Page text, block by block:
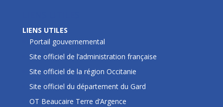
LIENS UTILES
Portail gouvernemental
Site officiel de l’administration française
Site officiel de la région Occitanie
Site officiel du département du Gard
OT Beaucaire Terre d’Argence